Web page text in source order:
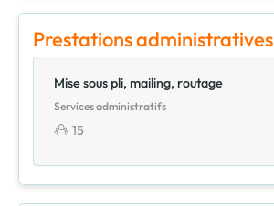
Prestations administratives
Mise sous pli, mailing, routage
Services administratifs
15